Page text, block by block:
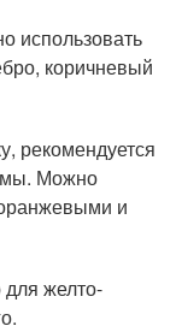
использовать
коричневый
рекомендуется
Можно
и
желто-